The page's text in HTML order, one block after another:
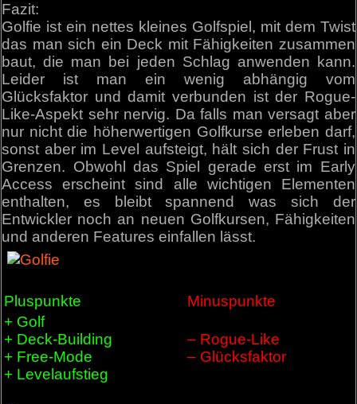
Fazit:
Golfie ist ein nettes kleines Golfspiel, mit dem Twist
das man sich ein Deck mit Fähigkeiten zusammen
baut, die man bei jeden Schlag anwenden kann.
Leider ist man ein wenig abhängig vom
Glücksfaktor und damit verbunden ist der Rogue-
Like-Aspekt sehr nervig. Da falls man versagt aber
nur nicht die höherwertigen Golfkurse erleben darf,
sonst aber im Level aufsteigt, hält sich der Frust in
Grenzen. Obwohl das Spiel gerade erst im Early
Access erscheint sind alle wichtigen Elementen
enthalten, es bleibt spannend was sich der
Entwickler noch an neuen Golfkursen, Fähigkeiten
und anderen Features einfallen lässt.
Pluspunkte
Minuspunkte
+ Golf
+ Deck-Building
+ Free-Mode
+ Levelaufstieg
– Rogue-Like
– Glücksfaktor